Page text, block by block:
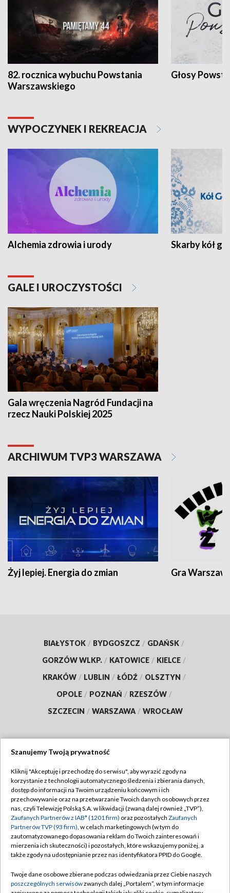
82. rocznica wybuchu Powstania
Warszawskiego
Głosy
WYPOCZYNEK I REKREACJA
Alchemia zdrowia i urody Skarby kół
GALE I UROCZYSTOŚCI
Gala wręczenia Nagród Fundacji na
rzecz Nauki Polskiej 2025
ARCHIWUM TVP3 WARSZAWA
Żyj lepiej. Energia do zmian Gra
BIAŁYSTOK / BYDGOSZCZ / GDAŃSK /
GORZÓW WLKP. / KATOWICE / KIELCE /
KRAKÓW / LUBLIN / ŁÓDŹ / OLSZTYN /
OPOLE / POZNAŃ / RZESZÓW /
SZCZECIN / WARSZAWA / WROCŁAW
TVP
Abonament TVP
Emisja w TVP
Centrum informacji TVP
Naziemna Telewizja Cyfrowa
Rada Programowa
Regulamin TVP
Polityka prywatności
Moje zgody
Pomoc
Kontakt
Szanujemy Twoją prywatność
Kliknij "Akceptuję i przechodzę do serwisu", aby wyrazić zgody na
korzystanie z technologii automatycznego śledzenia i zbierania danych,
dostęp do informacji na Twoim urządzeniu końcowym i ich
przechowywanie oraz na przetwarzanie Twoich danych osobowych przez
nas, czyli Telewizję Polską S.A. w likwidacji (zwaną dalej również „TVP”),
Zaufanych Partnerów z IAB* (1201 firm) oraz pozostałych Zaufanych
Partnerów TVP (93 firm), w celach marketingowych (w tym do
zautomatyzowanego dopasowania reklam do Twoich zainteresowań i
mierzenia ich skuteczności) i pozostałych, które wskazujemy poniżej, a
także zgody na udostępnianie przez nas identyfikatora PPID do Google.
Twoje dane osobowe zbierane podczas odwiedzania przez Ciebie naszych
poszczególnych serwisówzwanych dalej „Portalem”, w tym informacje